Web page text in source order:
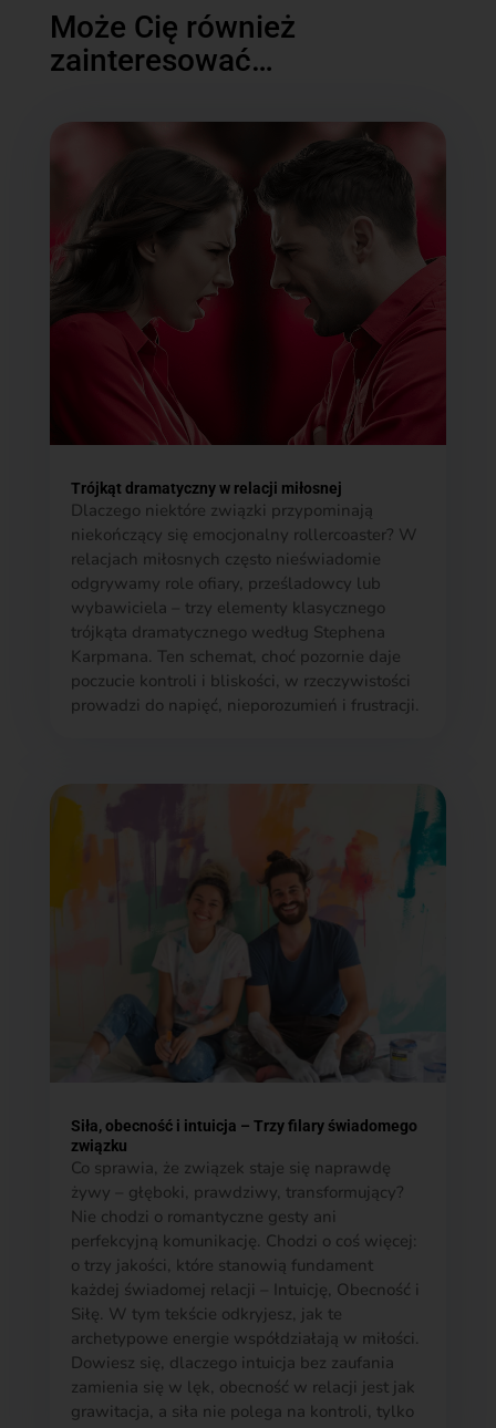
Może Cię również
zainteresować…
Trójkąt dramatyczny w relacji miłosnej
Dlaczego niektóre związki przypominają
niekończący się emocjonalny rollercoaster? W
relacjach miłosnych często nieświadomie
odgrywamy role ofiary, prześladowcy lub
wybawiciela – trzy elementy klasycznego
trójkąta dramatycznego według Stephena
Karpmana. Ten schemat, choć pozornie daje
poczucie kontroli i bliskości, w rzeczywistości
prowadzi do napięć, nieporozumień i frustracji.
Siła, obecność i intuicja – Trzy filary świadomego
związku
Co sprawia, że związek staje się naprawdę
żywy – głęboki, prawdziwy, transformujący?
Nie chodzi o romantyczne gesty ani
perfekcyjną komunikację. Chodzi o coś więcej:
o trzy jakości, które stanowią fundament
każdej świadomej relacji – Intuicję, Obecność i
Siłę. W tym tekście odkryjesz, jak te
archetypowe energie współdziałają w miłości.
Dowiesz się, dlaczego intuicja bez zaufania
zamienia się w lęk, obecność w relacji jest jak
grawitacja, a siła nie polega na kontroli, tylko